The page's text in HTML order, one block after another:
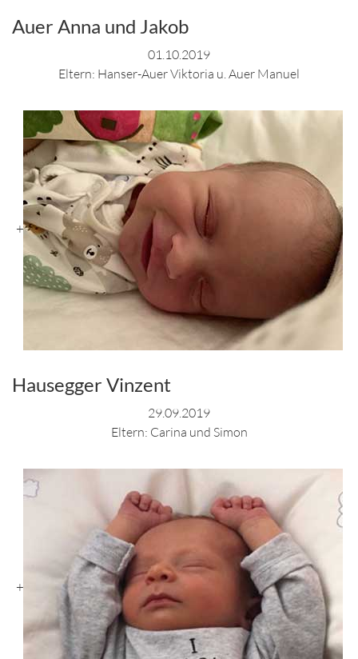
Auer Anna und Jakob
01.10.2019
Eltern: Hanser-Auer Viktoria u. Auer Manuel
+
Hausegger Vinzent
29.09.2019
Eltern: Carina und Simon
+